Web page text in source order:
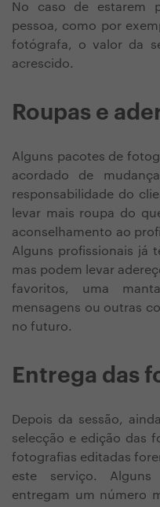
No caso de estarem
pessoa, como por
fotógrafa, o valor da
acrescido.
Roupas e
Alguns pacotes de
acordado de
responsabilidade do
levar mais roupa do
aconselhamento ao
Alguns profissionais já
mas podem levar
favoritos, uma
mensagens ou outras
no futuro.
Entrega das
Depois da sessão,
selecção e edição das
fotografias editadas
este serviço. Alguns
entregam um número